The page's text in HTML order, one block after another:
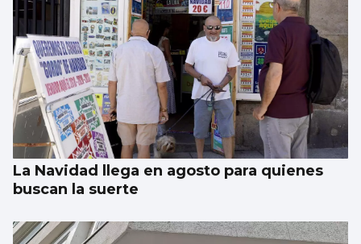
La Navidad llega en agosto para quienes
buscan la suerte